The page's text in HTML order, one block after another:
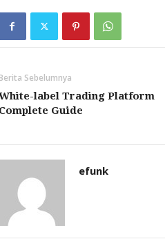
Berita Sebelumnya
label Trading Platform
Complete Guide
efunk